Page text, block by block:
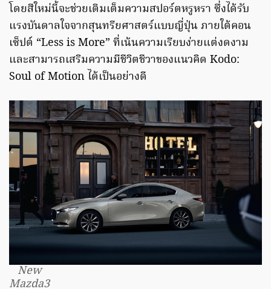
โดยสีใหม่นี้จะช่วยเติมเต็มความสปอร์ตหรูหรา ซึ่งได้รับ
แรงบันดาลใจจากสุนทรียศาสตร์แบบญี่ปุ่น ภายใต้คอน
เซ็ปต์ “Less is More” ที่เน้นความเรียบง่ายแต่งดงาม
และสามารถเสริมความมีชีวิตชีวาของแนวคิด Kodo:
Soul of Motion ได้เป็นอย่างดี
New
Mazda3